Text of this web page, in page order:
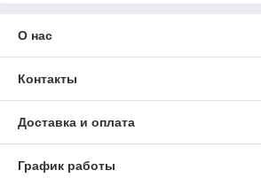
О нас
Контакты
Доставка и оплата
График работы